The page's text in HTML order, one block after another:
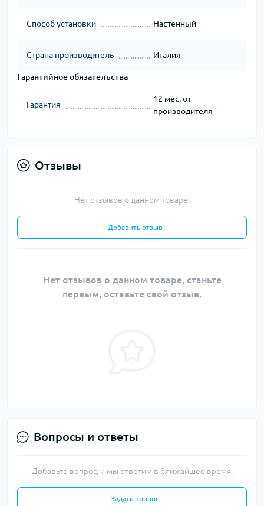
Способ установки Настенный
Страна производитель Италия
Гарантийное обязательства
Гарантия
12 мес. от
производителя
Отзывы
Нет отзывов о данном товаре.
+ Добавить отзыв
Нет отзывов о данном товаре, станьте
первым, оставьте свой отзыв.
Вопросы и ответы
Добавьте вопрос, и мы ответим в ближайшее время.
+ Задать вопрос